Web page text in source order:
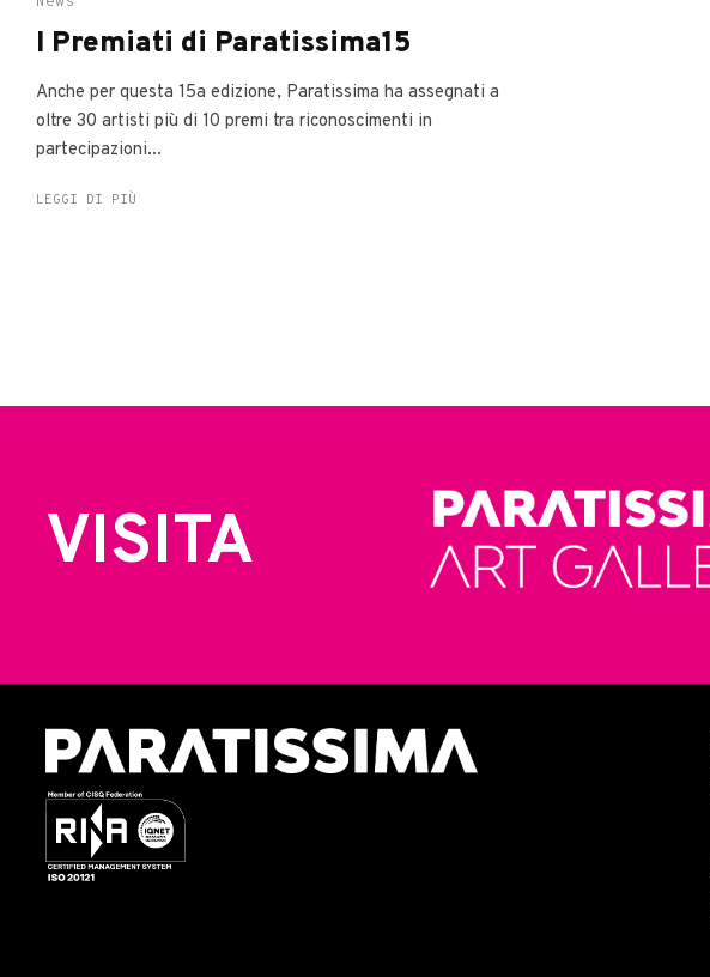
I Premiati di Paratissima15
Anche per questa 15a edizione, Paratissima ha assegnati a
oltre 30 artisti più di 10 premi tra riconoscimenti in
partecipazioni...
LEGGI DI PIÙ
VISITA